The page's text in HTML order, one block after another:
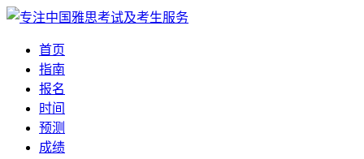
首页
指南
报名
时间
预测
成绩